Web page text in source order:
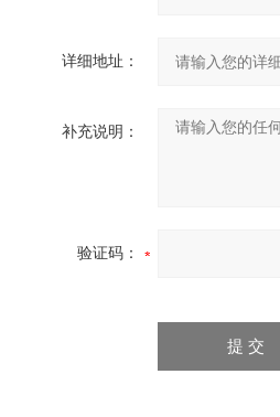
详细地址：
补充说明：
验证码：